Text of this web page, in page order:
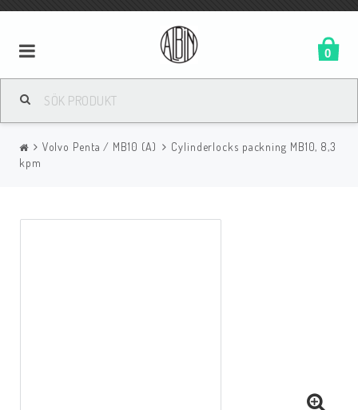
0
Volvo Penta / MB10 (A)
Cylinderlocks packning MB10, 8,3
kpm